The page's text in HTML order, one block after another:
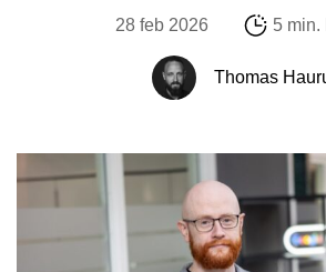
28 feb 2026 5
Thomas